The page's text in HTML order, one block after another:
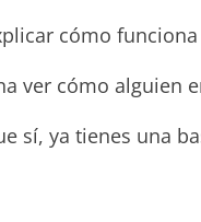
cómo
ver cómo alguien
sí, ya tienes una